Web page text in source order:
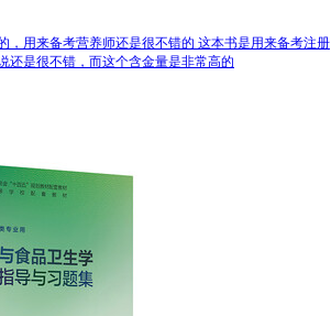
，用来备考营养师还是很不错的 这本书是用来备考注册
还是很不错，而这个含金量是非常高的